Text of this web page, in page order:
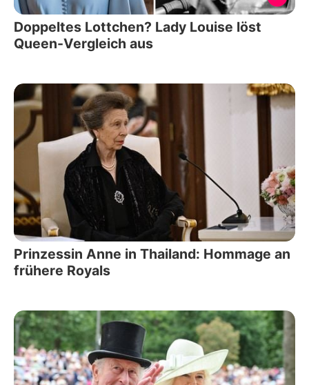
Doppeltes Lottchen? Lady Louise löst
Queen-Vergleich aus
Prinzessin Anne in Thailand: Hommage an
frühere Royals